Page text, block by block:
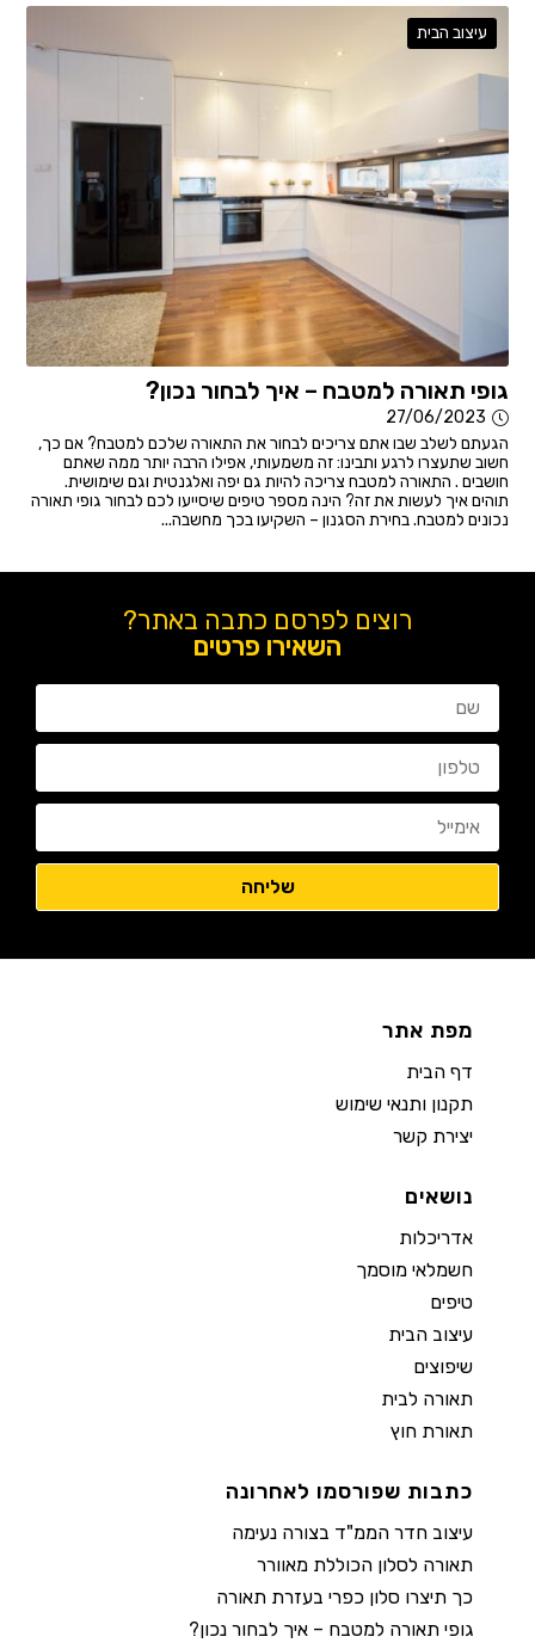
עיצוב הבית
גופי תאורה למטבח – איך לבחור נכון?
27/06/2023
הגעתם לשלב שבו אתם צריכים לבחור את התאורה שלכם למטבח? אם כך,
חשוב שתעצרו לרגע ותבינו: זה משמעותי, אפילו הרבה יותר ממה שאתם
חושבים . התאורה למטבח צריכה להיות גם יפה ואלגנטית וגם שימושית.
תוהים איך לעשות את זה? הינה מספר טיפים שיסייעו לכם לבחור גופי תאורה
נכונים למטבח. בחירת הסגנון – השקיעו בכך מחשבה...
רוצים לפרסם כתבה באתר?
השאירו פרטים
מפת אתר
דף הבית
תקנון ותנאי שימוש
יצירת קשר
נושאים
אדריכלות
חשמלאי מוסמך
טיפים
עיצוב הבית
שיפוצים
תאורה לבית
תאורת חוץ
כתבות שפורסמו לאחרונה
עיצוב חדר הממ"ד בצורה נעימה
תאורה לסלון הכוללת מאוורר
כך תיצרו סלון כפרי בעזרת תאורה
גופי תאורה למטבח – איך לבחור נכון?